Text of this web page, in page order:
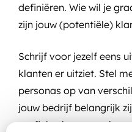
definiëren. Wie wil je
zijn jouw (potentiële)
Schrijf voor jezelf eens
klanten er uitziet. Stel
personas op van
jouw bedrijf belangrijk
profielen kunnen